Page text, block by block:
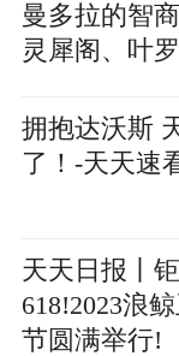
曼多拉的智
灵犀阁、叶
拥抱达沃斯
了！-天天速
天天日报丨
618!2023浪
节圆满举行!